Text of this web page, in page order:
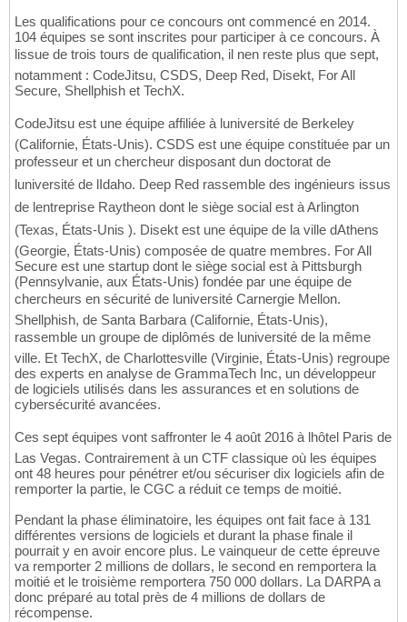
Les qualifications pour ce concours ont commencé en 2014.
104 équipes se sont inscrites pour participer à ce concours. À
lissue de trois tours de qualification, il nen reste plus que sept,
notamment : CodeJitsu, CSDS, Deep Red, Disekt, For All
Secure, Shellphish et TechX.
CodeJitsu est une équipe affiliée à luniversité de Berkeley
(Californie, États-Unis). CSDS est une équipe constituée par un
professeur et un chercheur disposant dun doctorat de
luniversité de lIdaho. Deep Red rassemble des ingénieurs issus
de lentreprise Raytheon dont le siège social est à Arlington
(Texas, États-Unis ). Disekt est une équipe de la ville dAthens
(Georgie, États-Unis) composée de quatre membres. For All
Secure est une startup dont le siège social est à Pittsburgh
(Pennsylvanie, aux États-Unis) fondée par une équipe de
chercheurs en sécurité de luniversité Carnergie Mellon.
Shellphish, de Santa Barbara (Californie, États-Unis),
rassemble un groupe de diplômés de luniversité de la même
ville. Et TechX, de Charlottesville (Virginie, États-Unis) regroupe
des experts en analyse de GrammaTech Inc, un développeur
de logiciels utilisés dans les assurances et en solutions de
cybersécurité avancées.
Ces sept équipes vont saffronter le 4 août 2016 à lhôtel Paris de
Las Vegas. Contrairement à un CTF classique où les équipes
ont 48 heures pour pénétrer et/ou sécuriser dix logiciels afin de
remporter la partie, le CGC a réduit ce temps de moitié.
Pendant la phase éliminatoire, les équipes ont fait face à 131
différentes versions de logiciels et durant la phase finale il
pourrait y en avoir encore plus. Le vainqueur de cette épreuve
va remporter 2 millions de dollars, le second en remportera la
moitié et le troisième remportera 750 000 dollars. La DARPA a
donc préparé au total près de 4 millions de dollars de
récompense.